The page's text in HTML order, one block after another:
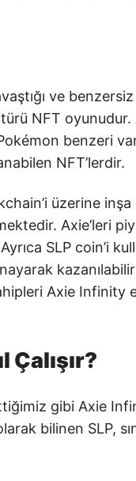
ve
NFT oyunudur.
benzeri
NFT’lerdir.
üzerine
Axie’leri
SLP coin’i
Axie
Çalışır?
gibi Axie
bilinen SLP,